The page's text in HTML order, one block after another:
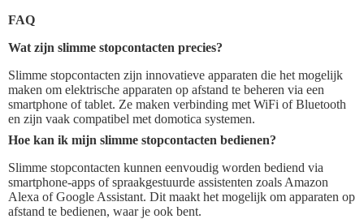
FAQ
Wat zijn slimme stopcontacten precies?
Slimme stopcontacten zijn innovatieve apparaten die het mogelijk
maken om elektrische apparaten op afstand te beheren via een
smartphone of tablet. Ze maken verbinding met WiFi of Bluetooth
en zijn vaak compatibel met domotica systemen.
Hoe kan ik mijn slimme stopcontacten bedienen?
Slimme stopcontacten kunnen eenvoudig worden bediend via
smartphone-apps of spraakgestuurde assistenten zoals Amazon
Alexa of Google Assistant. Dit maakt het mogelijk om apparaten op
afstand te bedienen, waar je ook bent.